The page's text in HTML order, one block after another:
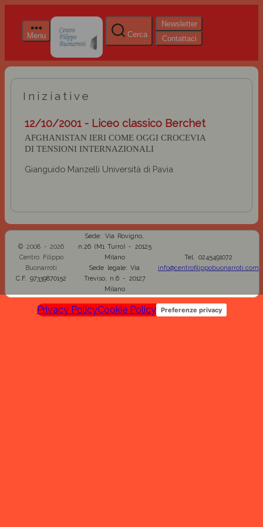
Menu Cerca
Newsletter
Contattaci
Iniziative
12/10/2001 - Liceo classico Berchet
AFGHANISTAN IERI COME OGGI CROCEVIA
DI TENSIONI INTERNAZIONALI
Gianguido Manzelli Università di Pavia
© 2008 - 2026
Centro Filippo
Buonarroti
C.F. 97339870152
Sede: Via Rovigno,
n.26 (M1 Turro) - 20125
Milano
Sede legale: Via
Treviso, n.6 - 20127
Milano
Tel. 0245491072
info@centrofilippobuonarroti.com
Privacy PolicyCookie Policy Preferenze privacy